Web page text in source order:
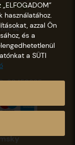
14.
30458365
használatához.
azzal Ön
és a
a SÜTI